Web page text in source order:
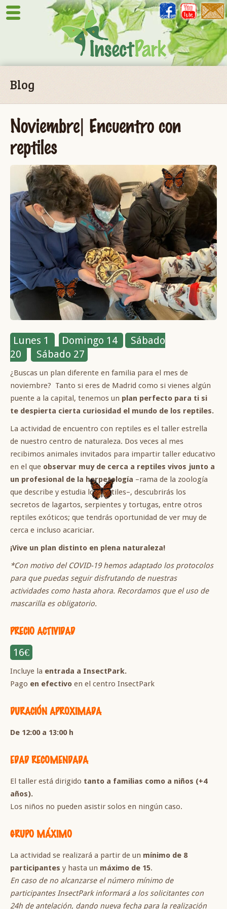
Blog
Noviembre| Encuentro con
reptiles
Lunes 1 Domingo 14
Sábado
20
Sábado 27
¿Buscas un plan diferente en familia para el mes de
noviembre? Tanto si eres de Madrid como si vienes algún
puente a la capital, tenemos un plan perfecto para ti si
te despierta cierta curiosidad el mundo de los reptiles.
La actividad de encuentro con reptiles es el taller estrella
de nuestro centro de naturaleza. Dos veces al mes
recibimos animales invitados para impartir taller educativo
en el que observar muy de cerca a reptiles vivos junto a
un profesional de la herpetología –rama de la zoología
que describe y estudia los reptiles–, descubrirás los
secretos de lagartos, serpientes y tortugas, entre otros
reptiles exóticos; que tendrás oportunidad de ver muy de
cerca e incluso acariciar.
¡Vive un plan distinto en plena naturaleza!
*Con motivo del COVID-19 hemos adaptado los protocolos
para que puedas seguir disfrutando de nuestras
actividades como hasta ahora. Recordamos que el uso de
mascarilla es obligatorio.
PRECIO ACTIVIDAD
16€
Incluye la entrada a InsectPark.
Pago en efectivo en el centro InsectPark
DURACIÓN APROXIMADA
De 12:00 a 13:00 h
EDAD RECOMENDADA
El taller está dirigido tanto a familias como a niños (+4
años).
Los niños no pueden asistir solos en ningún caso.
GRUPO MÁXIMO
La actividad se realizará a partir de un mínimo de 8
participantes y hasta un máximo de 15.
En caso de no alcanzarse el número mínimo de
participantes InsectPark informará a los solicitantes con
24h de antelación, dando nueva fecha para la realización